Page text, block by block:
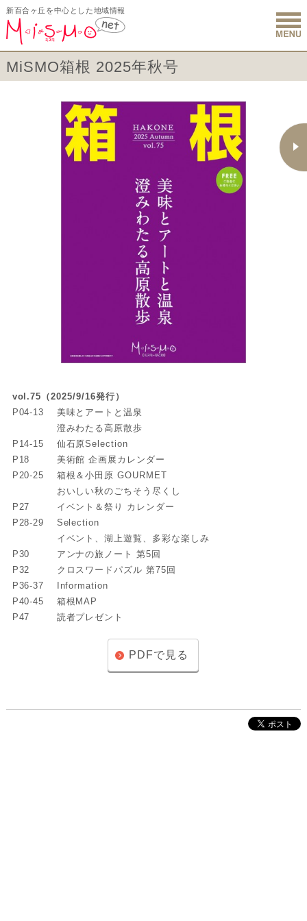
新百合ヶ丘を中心とした地域情報
新百合ヶ
MiSMO箱根 2025年秋号
vol.75（2025/9/16発行）
P04-13
美味とアートと温泉
澄みわたる高原散歩
P14-15
仙石原Selection
P18
美術館 企画展カレンダー
P20-25
箱根＆小田原 GOURMET
おいしい秋のごちそう尽くし
P27
イベント＆祭り カレンダー
P28-29
Selection
イベント、湖上遊覧、多彩な楽しみ
P30
アンナの旅ノート 第5回
P32
クロスワードパズル 第75回
P36-37
Information
P40-45
箱根MAP
P47
読者プレゼント
PDFで見る